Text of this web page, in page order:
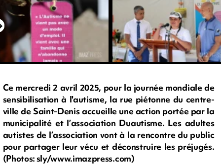
Ce mercredi 2 avril 2025, pour la journée mondiale de
sensibilisation à l'autisme, la rue piétonne du centre-
ville de Saint-Denis accueille une action portée par la
municipalité et l’association Duautisme. Les adultes
autistes de l’association vont à la rencontre du public
pour partager leur vécu et déconstruire les préjugés.
(Photos: sly/www.imazpress.com)